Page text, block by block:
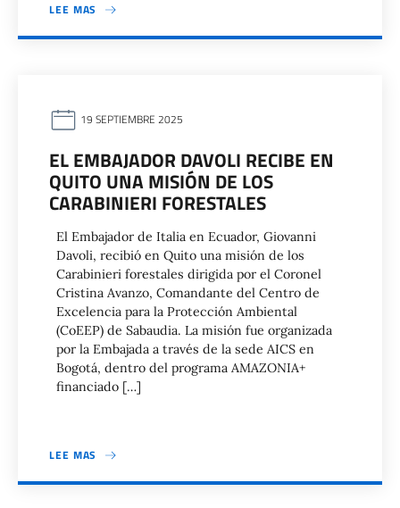
LEE MAS
19 SEPTIEMBRE 2025
EL EMBAJADOR DAVOLI RECIBE EN
QUITO UNA MISIÓN DE LOS
CARABINIERI FORESTALES
El Embajador de Italia en Ecuador, Giovanni
Davoli, recibió en Quito una misión de los
Carabinieri forestales dirigida por el Coronel
Cristina Avanzo, Comandante del Centro de
Excelencia para la Protección Ambiental
(CoEEP) de Sabaudia. La misión fue organizada
por la Embajada a través de la sede AICS en
Bogotá, dentro del programa AMAZONIA+
financiado […]
LEE MAS